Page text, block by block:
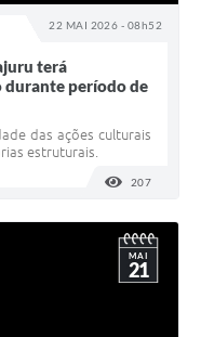
22 MAI 2026 - 08h52
terá
durante período de
das ações culturais
estruturais.
207
MAI
21